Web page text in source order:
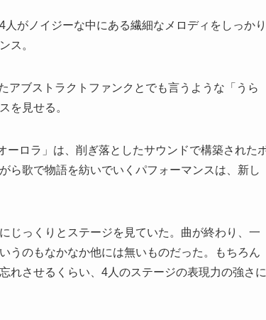
がノイジーな中にある繊細なメロディをしっかり
ス。
アブストラクトファンクとでも言うような「うら
を見せる。
ーロラ」は、削ぎ落としたサウンドで構築された
ら歌で物語を紡いでいくパフォーマンスは、新し
じっくりとステージを見ていた。曲が終わり、一
うのもなかなか他には無いものだった。もちろん
れさせるくらい、4人のステージの表現力の強さに